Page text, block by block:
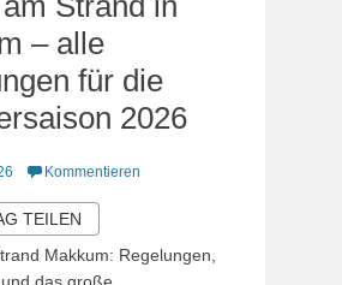
– alle
für die
2026
Kommentieren
TEILEN
Makkum: Regelungen,
das große